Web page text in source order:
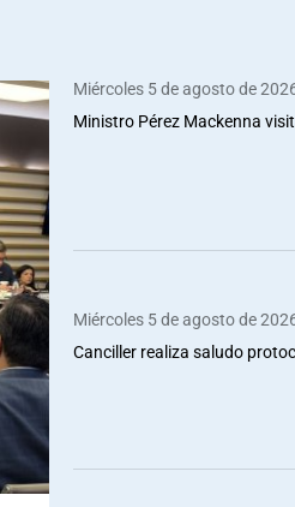
Miércoles 5 de agosto de
Ministro Pérez Mackenna
Miércoles 5 de agosto de
Canciller realiza saludo